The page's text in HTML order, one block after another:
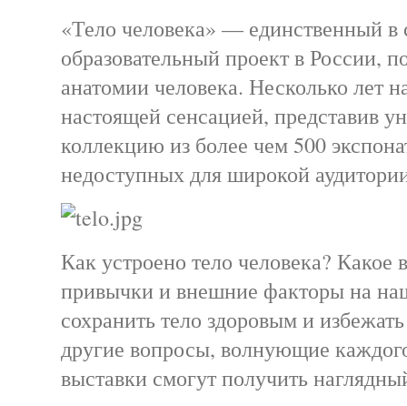
«Тело человека» — единственный в
образовательный проект в России,
анатомии человека. Несколько лет
настоящей сенсацией, представив
коллекцию из более чем 500
недоступных для широкой
Как устроено тело человека? Какое
привычки и внешние факторы на
сохранить тело здоровым и
другие вопросы, волнующие
выставки смогут получить